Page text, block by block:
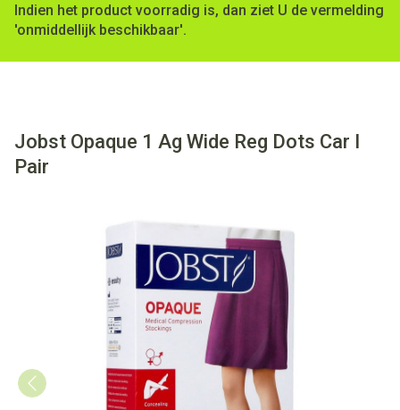
Indien het product voorradig is, dan ziet U de vermelding
'onmiddellijk beschikbaar'.
Jobst Opaque 1 Ag Wide Reg Dots Car I
Pair